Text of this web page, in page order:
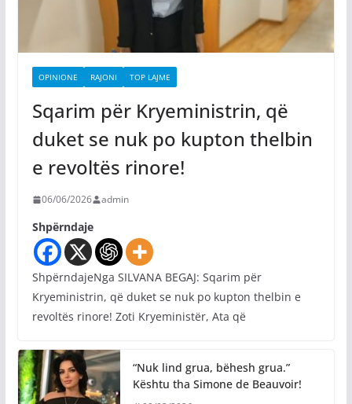
OPINIONE RAJONI TOP LAJME
Sqarim për Kryeministrin, që
duket se nuk po kupton thelbin
e revoltës rinore!
06/06/2026 admin
Shpërndaje
ShpërndajeNga SILVANA BEGAJ: Sqarim për
Kryeministrin, që duket se nuk po kupton thelbin e
revoltës rinore! Zoti Kryeministër, Ata që
“Nuk lind grua, bëhesh grua.”
Kështu tha Simone de Beauvoir!